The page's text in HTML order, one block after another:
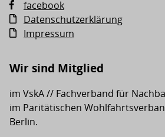
facebook
Datenschutzerklärung
Impressum
Wir sind Mitglied
im VskA // Fachverband für
im Paritätischen
Berlin.